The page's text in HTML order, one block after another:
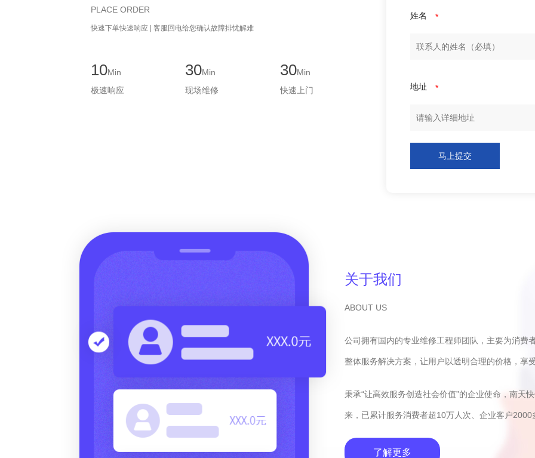
PLACE ORDER
快速下单快速响应 | 客服回电给您确认故障排忧解难
10Min
极速响应
30Min
现场维修
30Min
快速上门
姓名 *
地址 *
马上提交
关于我们
ABOUT US
公司拥有国内的专业维修工程师团队，主要为消费
整体服务解决方案，让用户以透明合理的价格，享
秉承“让高效服务创造社会价值”的企业使命，南天
来，已累计服务消费者超10万人次、企业客户2000
了解更多